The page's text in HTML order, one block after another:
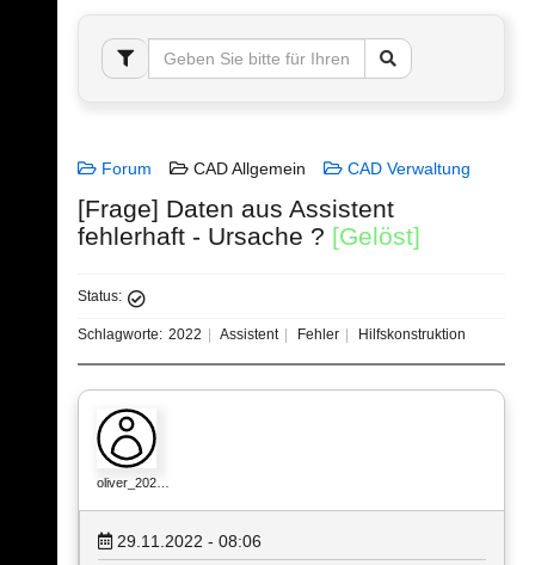
Forum CAD Allgemein CAD Verwaltung
[Frage] Daten aus Assistent
fehlerhaft - Ursache ? [Gelöst]
Status:
Schlagworte: 2022 Assistent Fehler Hilfskonstruktion
oliver_202…
29.11.2022 - 08:06